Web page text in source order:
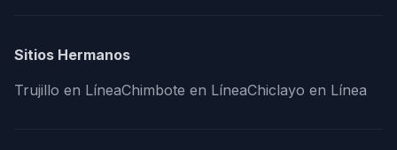
Sitios Hermanos
Trujillo en LíneaChimbote en LíneaChiclayo en Línea